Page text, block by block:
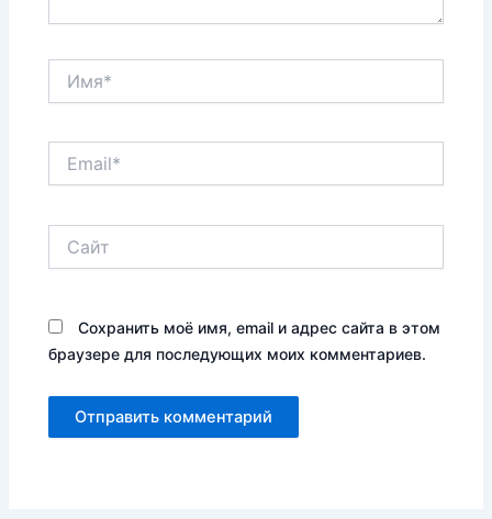
Сохранить моё имя, email и адрес сайта в этом
браузере для последующих моих комментариев.